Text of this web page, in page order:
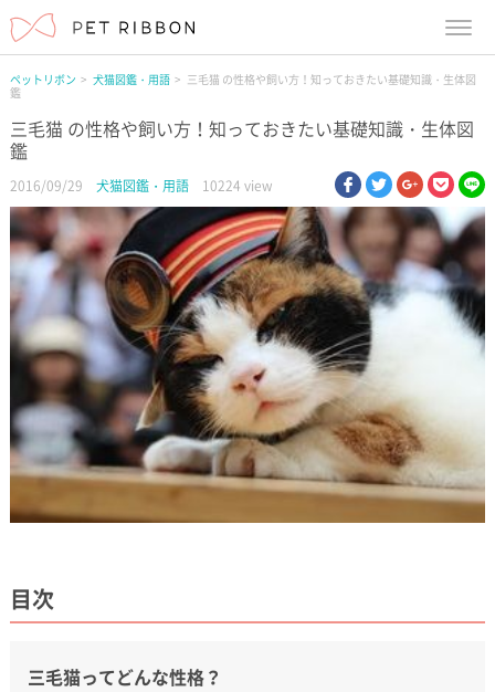
ペットリボン 犬猫図鑑・用語
三毛猫 の性格や飼い方！知っておきたい基礎知識・生体図
鑑
三毛猫 の性格や飼い方！知っておきたい基礎知識・生体図
鑑
2016/09/29 犬猫図鑑・用語 10224 view facebook
twittergoogle
目次
三毛猫ってどんな性格？